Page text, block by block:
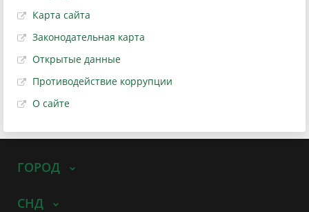
Карта сайта
Законодательная карта
Открытые данные
Противодействие коррупции
О сайте
ГОРОД
СНД